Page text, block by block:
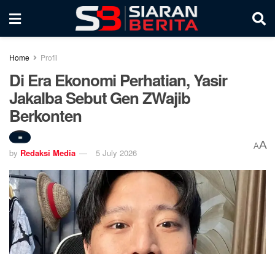
Home Profil
Di Era Ekonomi Perhatian, Yasir
Jakalba Sebut Gen ZWajib
Berkonten
by Redaksi Media 5 July 2026
AA